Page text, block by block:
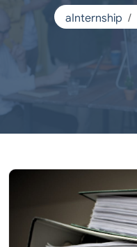
aInternship